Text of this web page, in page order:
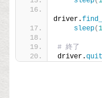
driver.
sleep(1
# 終了
driver.quit